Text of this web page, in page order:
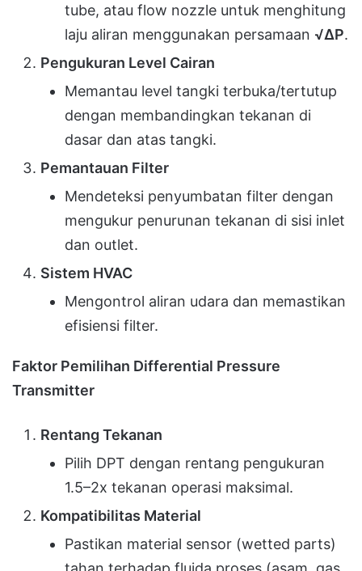
tube, atau flow nozzle untuk menghitung
laju aliran menggunakan persamaan √ΔP.
Pengukuran Level Cairan
Memantau level tangki terbuka/tertutup
dengan membandingkan tekanan di
dasar dan atas tangki.
Pemantauan Filter
Mendeteksi penyumbatan filter dengan
mengukur penurunan tekanan di sisi inlet
dan outlet.
Sistem HVAC
Mengontrol aliran udara dan memastikan
efisiensi filter.
Faktor Pemilihan Differential Pressure
Transmitter
Rentang Tekanan
Pilih DPT dengan rentang pengukuran
1.5–2x tekanan operasi maksimal.
Kompatibilitas Material
Pastikan material sensor (wetted parts)